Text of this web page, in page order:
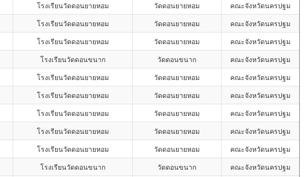
โรงเรียนวัดดอนยายหอม วัดดอนยายหอม
คณะจังหวัดนครปฐม
โรงเรียนวัดดอนยายหอม วัดดอนยายหอม
คณะจังหวัดนครปฐม
โรงเรียนวัดดอนยายหอม วัดดอนยายหอม
คณะจังหวัดนครปฐม
โรงเรียนวัดดอนขนาก วัดดอนขนาก
คณะจังหวัดนครปฐม
โรงเรียนวัดดอนยายหอม วัดดอนยายหอม
คณะจังหวัดนครปฐม
โรงเรียนวัดดอนยายหอม วัดดอนยายหอม
คณะจังหวัดนครปฐม
โรงเรียนวัดดอนยายหอม วัดดอนยายหอม
คณะจังหวัดนครปฐม
โรงเรียนวัดดอนยายหอม วัดดอนยายหอม
คณะจังหวัดนครปฐม
โรงเรียนวัดดอนยายหอม วัดดอนยายหอม
คณะจังหวัดนครปฐม
โรงเรียนวัดดอนขนาก วัดดอนขนาก
คณะจังหวัดนครปฐม